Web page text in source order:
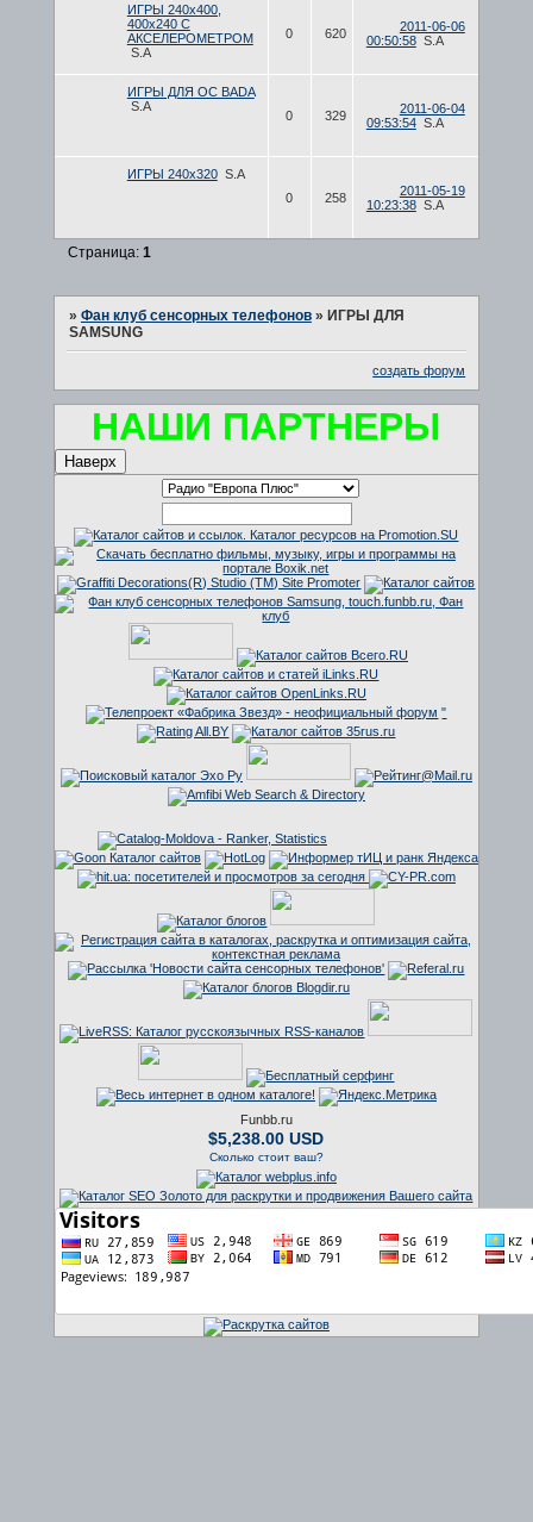
ИГРЫ 240х400,
400х240 С
АКСЕЛЕРОМЕТРОМ
S.A
0 620
2011-06-06
00:50:58 S.A
ИГРЫ ДЛЯ ОС BADA
S.A
0 329
2011-06-04
09:53:54 S.A
ИГРЫ 240х320 S.A
0
258
2011-05-19
10:23:38 S.A
Страница: 1
» Фан клуб сенсорных телефонов » ИГРЫ ДЛЯ
SAMSUNG
создать форум
НАШИ ПАРТНЕРЫ
Наверх
"
Funbb.ru
$5,238.00 USD
Сколько стоит ваш?